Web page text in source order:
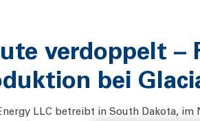
verdoppelt –
bei
LLC betreibt in South Dakota,